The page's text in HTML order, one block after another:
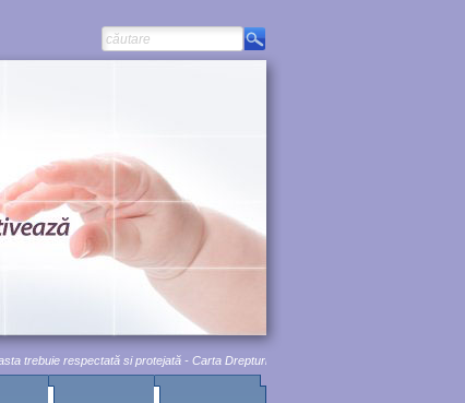
trebuie respectată si protejată - Carta Drepturilor Fundamentale a Uniunii Europene,